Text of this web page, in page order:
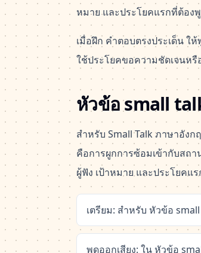
หมาย และประโยคแรกที่ต้อง
เมื่อฝึก คำตอบตรงประเด็น ใ
ใช้ประโยคขอความชัดเจนหรื
หัวข้อ small
สำหรับ Small Talk ภาษาอัง
คือการผูกการซ้อมเข้ากับสถ
ผู้ฟัง เป้าหมาย และประโยคแ
เตรียม: สำหรับ หัวข้อ
พูดออกเสียง: ใน หัวข้อ